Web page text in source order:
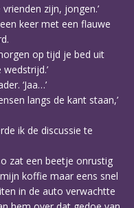
zijn, jongen.’
keer met een flauwe
op tijd je bed uit
‘Jaa…’
langs de kant staan,’
ik de discussie te
zat een beetje onrustig
koffie maar eens snel
in de auto verwachtte